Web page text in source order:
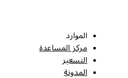
الموارد
مركز المساعدة
التسعير
المدونة